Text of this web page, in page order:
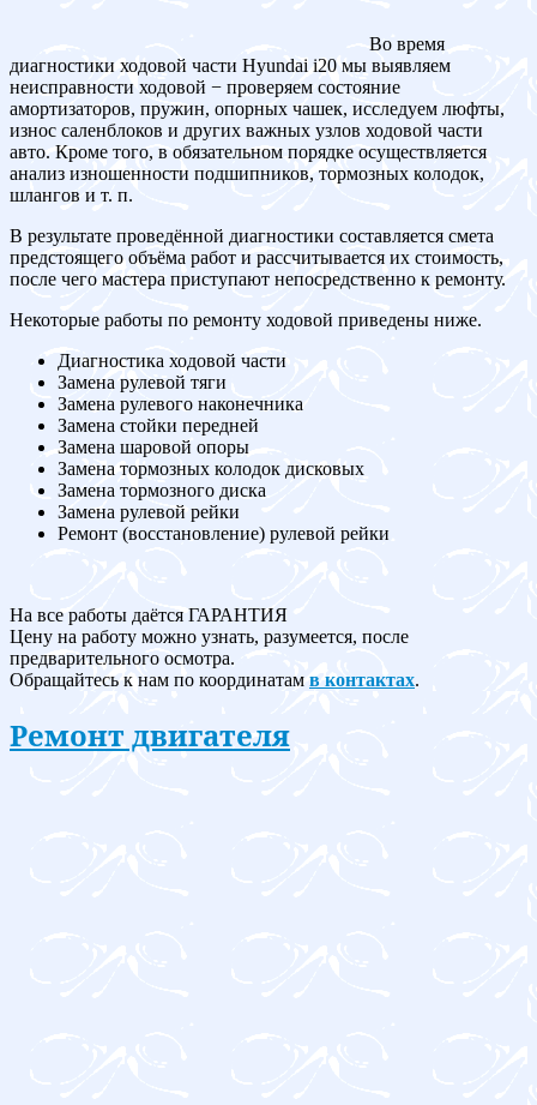
Во время
диагностики ходовой части Hyundai i20 мы выявляем
неисправности ходовой − проверяем состояние
амортизаторов, пружин, опорных чашек, исследуем люфты,
износ саленблоков и других важных узлов ходовой части
авто. Кроме того, в обязательном порядке осуществляется
анализ изношенности подшипников, тормозных колодок,
шлангов и т. п.
В результате проведённой диагностики составляется смета
предстоящего объёма работ и рассчитывается их стоимость,
после чего мастера приступают непосредственно к ремонту.
Некоторые работы по ремонту ходовой приведены ниже.
Диагностика ходовой части
Замена рулевой тяги
Замена рулевого наконечника
Замена стойки передней
Замена шаровой опоры
Замена тормозных колодок дисковых
Замена тормозного диска
Замена рулевой рейки
Ремонт (восстановление) рулевой рейки
На все работы даётся ГАРАНТИЯ
Цену на работу можно узнать, разумеется, после
предварительного осмотра.
Обращайтесь к нам по координатам в контактах.
Ремонт двигателя